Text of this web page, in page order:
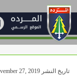
تاريخ النشر November 27, 2019